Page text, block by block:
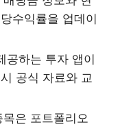
수익률을 업데이
공하는 투자 앱이
공식 자료와 교
은 포트폴리오